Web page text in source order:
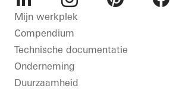
Netherlands
LinkedInInstagram
Mijn werkplek
Compendium
Technische documentatie
Onderneming
Duurzaamheid